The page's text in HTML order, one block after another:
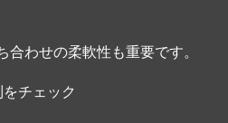
合わせの柔軟性も重要です。
をチェック